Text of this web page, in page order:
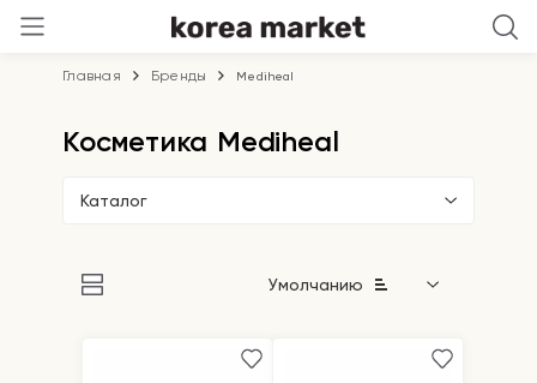
Главная Бренды Mediheal
Косметика Mediheal
Каталог
Умолчанию